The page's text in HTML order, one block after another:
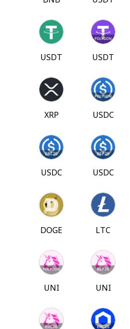
USDT USDT
XRP USDC
USDC USDC
DOGE LTC
UNI UNI